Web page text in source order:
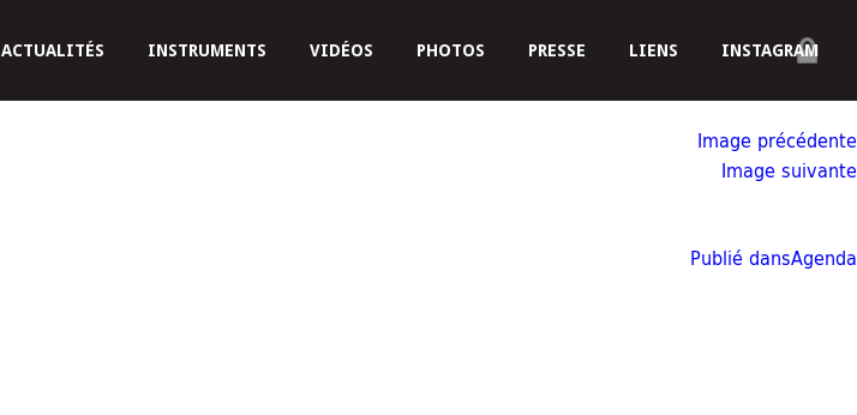
ACTUALITÉS INSTRUMENTS VIDÉOS PHOTOS PRESSE LIENS INSTAGRAM
Image précédente
Image suivante
Publié dansAgenda